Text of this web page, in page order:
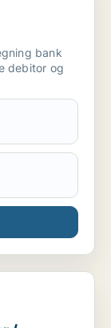
bank
debitor og
/ revisor